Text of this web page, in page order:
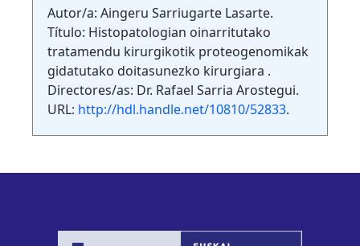
Autor/a: Aingeru Sarriugarte Lasarte.
Título: Histopatologian oinarritutako
tratamendu kirurgikotik proteogenomikak
gidatutako doitasunezko kirurgiara .
Directores/as: Dr. Rafael Sarria Arostegui.
URL: http://hdl.handle.net/10810/52833.